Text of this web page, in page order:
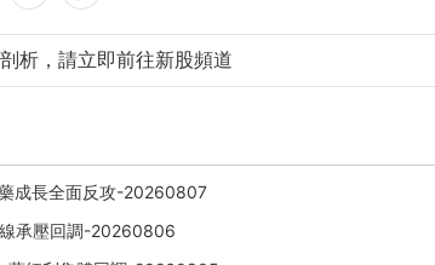
析，請立即前往新股頻道
成長全面反攻-20260807
線承壓回調-20260806